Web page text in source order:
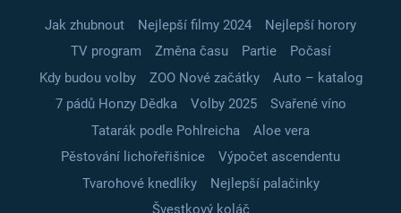
Jak zhubnout Nejlepší filmy 2024
Nejlepší horory
TV program
Změna času Partie
Počasí
Kdy budou volby
ZOO Nové začátky
Auto – katalog
7 pádů Honzy Dědka
Volby 2025
Svařené víno
Tatarák podle Pohlreicha
Aloe vera
Pěstování lichořeřišnice
Výpočet ascendentu
Tvarohové knedlíky
Nejlepší palačinky
Švestkový koláč